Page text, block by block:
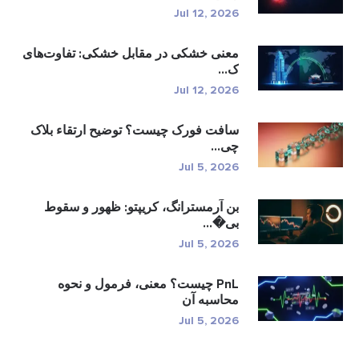
Jul 12, 2026
معنی خشکی در مقابل خشکی: تفاوت‌های
ک...
Jul 12, 2026
سافت فورک چیست؟ توضیح ارتقاء بلاک
چی...
Jul 5, 2026
بن آرمسترانگ، کریپتو: ظهور و سقوط
بی�...
Jul 5, 2026
PnL چیست؟ معنی، فرمول و نحوه
محاسبه آن
Jul 5, 2026